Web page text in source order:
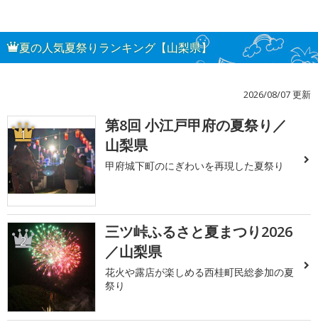
夏の人気夏祭りランキング【山梨県】
2026/08/07 更新
1
第8回 小江戸甲府の夏祭り／
山梨県
甲府城下町のにぎわいを再現した夏祭り
2
三ツ峠ふるさと夏まつり2026
／山梨県
花火や露店が楽しめる西桂町民総参加の夏
祭り